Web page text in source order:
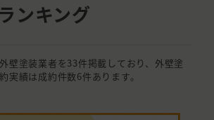
ンキング
壁塗装業者を33件掲載しており、外壁塗
実績は成約件数6件あります。